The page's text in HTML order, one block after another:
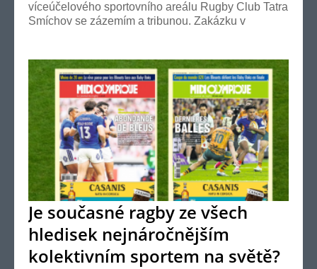
víceúčelového sportovního areálu Rugby Club Tatra
Smíchov se zázemím a tribunou. Zakázku v
Je současné ragby ze všech
hledisek nejnáročnějším
kolektivním sportem na světě?